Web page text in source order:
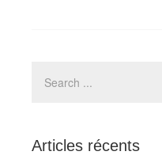
Articles récents